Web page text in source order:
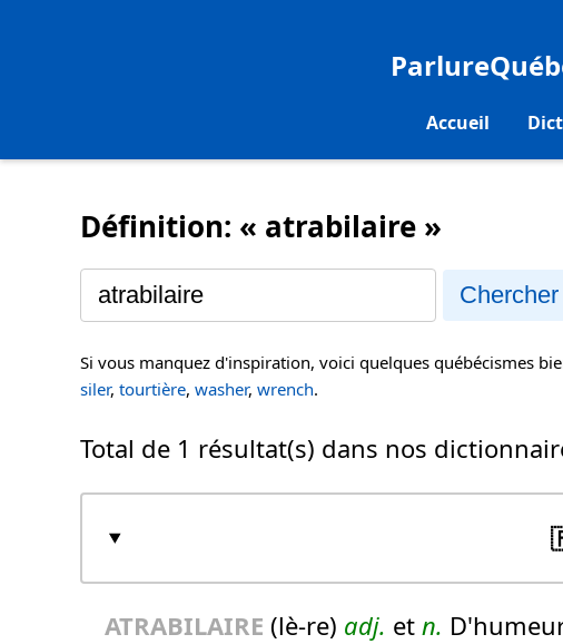
Accueil
Définition: « atrabilaire »
Si vous manquez d'inspiration, voici quelques québécismes
siler, tourtière, washer, wrench.
Total de 1 résultat(s) dans nos
ATRABILAIRE (lè-re) adj. et n.